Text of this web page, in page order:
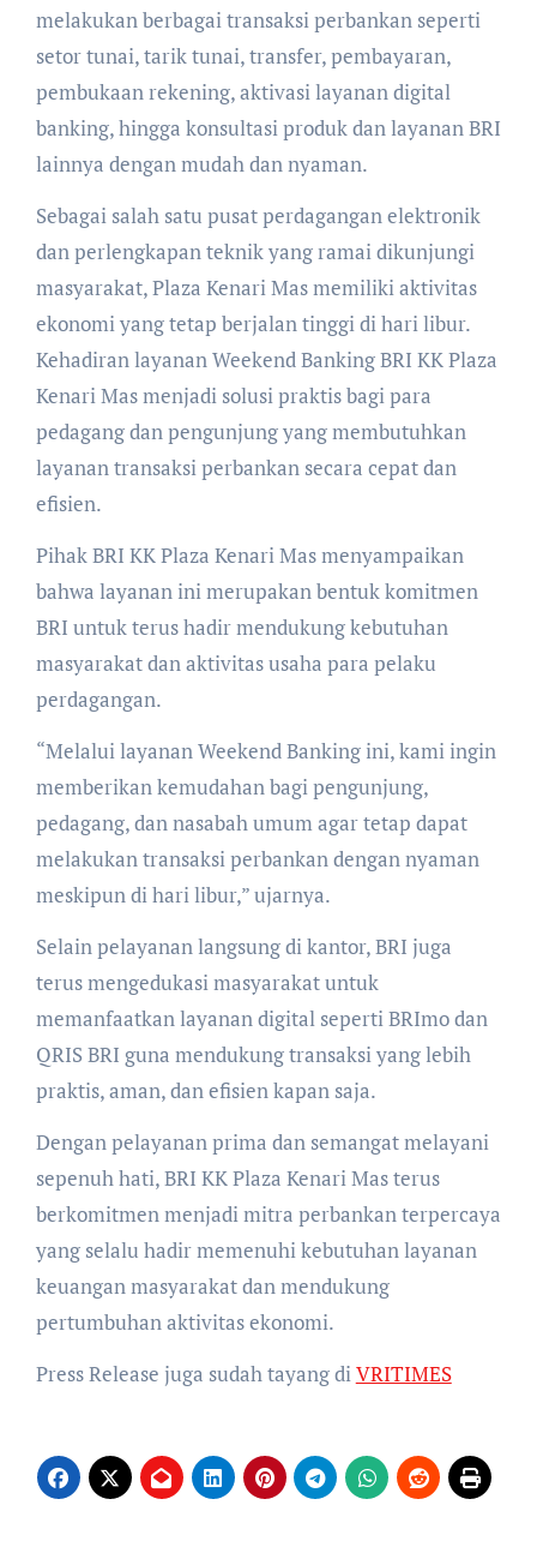
melakukan berbagai transaksi perbankan seperti
setor tunai, tarik tunai, transfer, pembayaran,
pembukaan rekening, aktivasi layanan digital
banking, hingga konsultasi produk dan layanan BRI
lainnya dengan mudah dan nyaman.
Sebagai salah satu pusat perdagangan elektronik
dan perlengkapan teknik yang ramai dikunjungi
masyarakat, Plaza Kenari Mas memiliki aktivitas
ekonomi yang tetap berjalan tinggi di hari libur.
Kehadiran layanan Weekend Banking BRI KK Plaza
Kenari Mas menjadi solusi praktis bagi para
pedagang dan pengunjung yang membutuhkan
layanan transaksi perbankan secara cepat dan
efisien.
Pihak BRI KK Plaza Kenari Mas menyampaikan
bahwa layanan ini merupakan bentuk komitmen
BRI untuk terus hadir mendukung kebutuhan
masyarakat dan aktivitas usaha para pelaku
perdagangan.
“Melalui layanan Weekend Banking ini, kami ingin
memberikan kemudahan bagi pengunjung,
pedagang, dan nasabah umum agar tetap dapat
melakukan transaksi perbankan dengan nyaman
meskipun di hari libur,” ujarnya.
Selain pelayanan langsung di kantor, BRI juga
terus mengedukasi masyarakat untuk
memanfaatkan layanan digital seperti BRImo dan
QRIS BRI guna mendukung transaksi yang lebih
praktis, aman, dan efisien kapan saja.
Dengan pelayanan prima dan semangat melayani
sepenuh hati, BRI KK Plaza Kenari Mas terus
berkomitmen menjadi mitra perbankan terpercaya
yang selalu hadir memenuhi kebutuhan layanan
keuangan masyarakat dan mendukung
pertumbuhan aktivitas ekonomi.
Press Release juga sudah tayang diVRITIMES